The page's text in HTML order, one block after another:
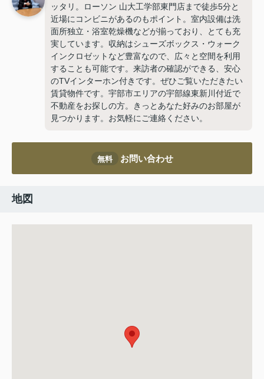
ッタリ。ローソン 山大工学部東門店まで徒歩5分と
近場にコンビニがあるのもポイント。室内設備は洗
面所独立・浴室乾燥機などが揃っており、とても充
実しています。収納はシューズボックス・ウォーク
インクロゼットなど豊富なので、広々と空間を利用
することも可能です。来訪者の確認ができる、安心
のTVインターホン付きです。ぜひご覧いただきたい
賃貸物件です。宇部市エリアの宇部線東新川付近で
不動産をお探しの方。きっとあなた好みのお部屋が
見つかります。お気軽にご連絡ください。
無料 お問い合わせ
地図